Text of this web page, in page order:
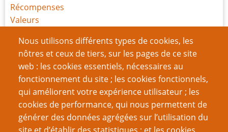
Nous utilisons différents types de cookies, les
nôtres et ceux de tiers, sur les pages de ce site
web : les cookies essentiels, nécessaires au
fonctionnement du site ; les cookies fonctionnels,
qui améliorent votre expérience utilisateur ; les
cookies de performance, qui nous permettent de
générer des données agrégées sur l’utilisation du
Récompenses
Valeurs
Théorie 101 - 1re partie : le système et l’espace
imaginaire commun
Théorie 101 - 2e partie : Le Truc Impossible Avant Le
Petit Déj’
Théorie 101 - 3e partie : Les propositions créatives
Pagination
Page
‹‹ 2
Page
››